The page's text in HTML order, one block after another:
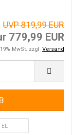
UVP 819,99 EUR
779,99 EUR
MwSt. zzgl. Versand